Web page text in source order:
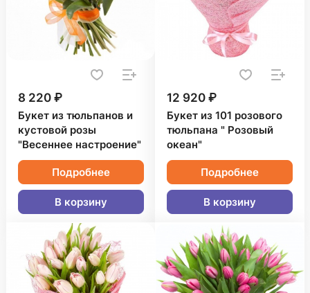
8 220 ₽
Букет из тюльпанов и
кустовой розы
"Весеннее настроение"
Подробнее
В корзину
12 920 ₽
Букет из 101 розового
тюльпана " Розовый
океан"
Подробнее
В корзину